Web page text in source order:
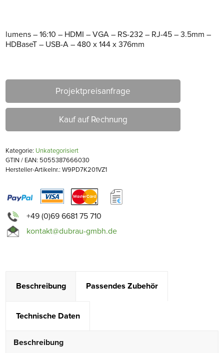
lumens – 16:10 – HDMI – VGA – RS-232 – RJ-45 – 3.5mm –
HDBaseT – USB-A – 480 x 144 x 376mm
Projektpreisanfrage
Kauf auf Rechnung
Kategorie: Unkategorisiert
GTIN / EAN: 5055387666030
Hersteller-Artikelnr.: W9PD7K201VZ1
+49 (0)69 6681 75 710
kontakt@dubrau-gmbh.de
Beschreibung Passendes Zubehör
Technische Daten
Beschreibung